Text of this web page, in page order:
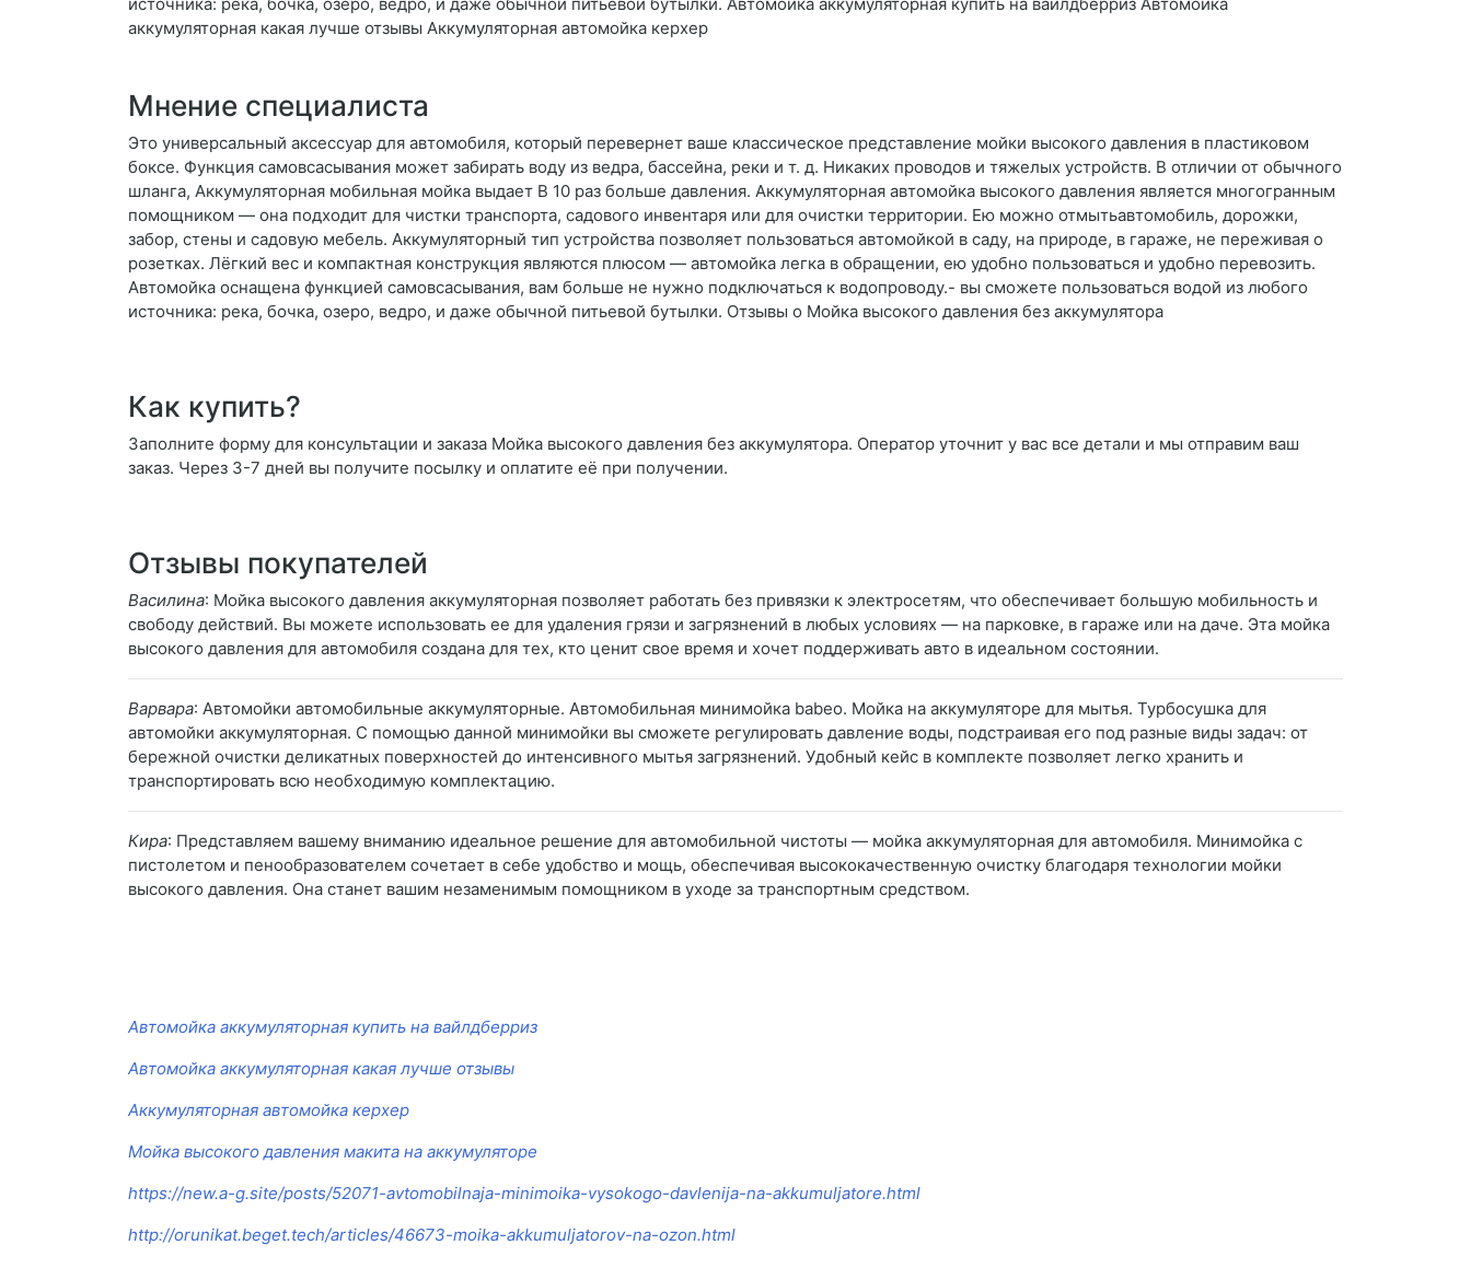
аккумуляторная какая лучше отзывы Аккумуляторная автомойка керхер
Мнение специалиста
Это универсальный аксессуар для автомобиля, который перевернет ваше классическое представление мойки высокого давления в пластиковом
боксе. Функция самовсасывания может забирать воду из ведра, бассейна, реки и т. д. Никаких проводов и тяжелых устройств. В отличии от обычного
шланга, Аккумуляторная мобильная мойка выдает В 10 раз больше давления. Аккумуляторная автомойка высокого давления является многогранным
помощником — она подходит для чистки транспорта, садового инвентаря или для очистки территории. Ею можно отмытьавтомобиль, дорожки,
забор, стены и садовую мебель. Аккумуляторный тип устройства позволяет пользоваться автомойкой в саду, на природе, в гараже, не переживая о
розетках. Лёгкий вес и компактная конструкция являются плюсом — автомойка легка в обращении, ею удобно пользоваться и удобно перевозить.
Автомойка оснащена функцией самовсасывания, вам больше не нужно подключаться к водопроводу.- вы сможете пользоваться водой из любого
источника: река, бочка, озеро, ведро, и даже обычной питьевой бутылки. Отзывы о Мойка высокого давления без аккумулятора
Как купить?
Заполните форму для консультации и заказа Мойка высокого давления без аккумулятора. Оператор уточнит у вас все детали и мы отправим ваш
заказ. Через 3-7 дней вы получите посылку и оплатите её при получении.
Отзывы покупателей
Василина: Мойка высокого давления аккумуляторная позволяет работать без привязки к электросетям, что обеспечивает большую мобильность и
свободу действий. Вы можете использовать ее для удаления грязи и загрязнений в любых условиях — на парковке, в гараже или на даче. Эта мойка
высокого давления для автомобиля создана для тех, кто ценит свое время и хочет поддерживать авто в идеальном состоянии.
Варвара: Автомойки автомобильные аккумуляторные. Автомобильная минимойка babeo. Мойка на аккумуляторе для мытья. Турбосушка для
автомойки аккумуляторная. С помощью данной минимойки вы сможете регулировать давление воды, подстраивая его под разные виды задач: от
бережной очистки деликатных поверхностей до интенсивного мытья загрязнений. Удобный кейс в комплекте позволяет легко хранить и
транспортировать всю необходимую комплектацию.
Кира: Представляем вашему вниманию идеальное решение для автомобильной чистоты — мойка аккумуляторная для автомобиля. Минимойка с
пистолетом и пенообразователем сочетает в себе удобство и мощь, обеспечивая высококачественную очистку благодаря технологии мойки
высокого давления. Она станет вашим незаменимым помощником в уходе за транспортным средством.
Автомойка аккумуляторная купить на вайлдберриз
Автомойка аккумуляторная какая лучше отзывы
Аккумуляторная автомойка керхер
Мойка высокого давления макита на аккумуляторе
https://new.a-g.site/posts/52071-avtomobilnaja-minimoika-vysokogo-davlenija-na-akkumuljatore.html
http://orunikat.beget.tech/articles/46673-moika-akkumuljatorov-na-ozon.html